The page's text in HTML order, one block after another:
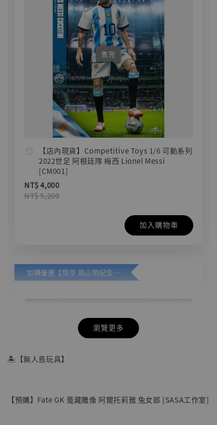
售完
【店內現貨】Competitive Toys 1/6 可動系列
2022世足 阿根廷隊 梅西 Lionel Messi
[CM001]
NT$ 4,000
NT$ 5,200
加入購物車
加購優惠【悟空 鳥山明紀念款 [奇蹟工作室]】
瀏覽更多
🏝【無人島玩具】
【預購】Fate GK 蒐藏雕像 阿爾托莉雅 兔女郎 [SASA工作室]